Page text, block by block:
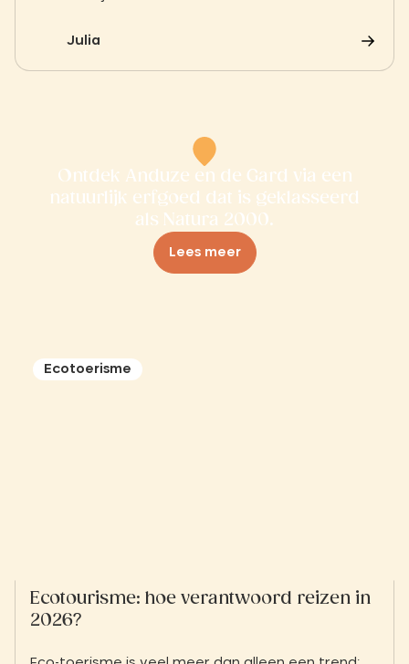
een echte instelling waar de geuren van pélardon
culinaire tussenstop die u tijdens uw verblijf zeker
Julia
Ontdek Anduze en de Gard via een
natuurlijk erfgoed dat is geklasseerd
als Natura 2000.
Lees meer
Ecotoerisme
Ecotourisme: hoe verantwoord reizen in
2026?